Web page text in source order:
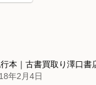
本｜古書買取り澤口書
年2月4日